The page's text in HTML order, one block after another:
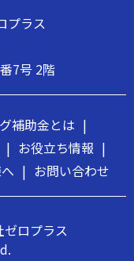
プラス
7号 2階
補助金とは |
| お役立ち情報 |
| お問い合わせ
ロプラス